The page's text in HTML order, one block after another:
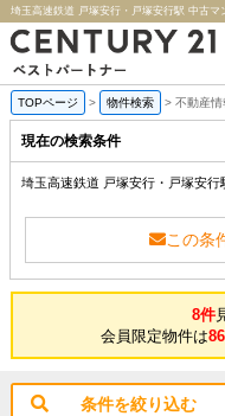
TOPページ > 物件検索 > 不動産情
現在の検索条件
埼玉高速鉄道 戸塚安行・戸塚安行
この条
8件
会員限定物件は
条件を絞り込む